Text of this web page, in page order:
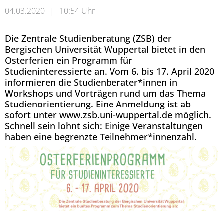
04.03.2020 | 10:54 Uhr
Die Zentrale Studienberatung (ZSB) der
Bergischen Universität Wuppertal bietet in den
Osterferien ein Programm für
Studieninteressierte an. Vom 6. bis 17. April 2020
informieren die Studienberater*innen in
Workshops und Vorträgen rund um das Thema
Studienorientierung. Eine Anmeldung ist ab
sofort unter www.zsb.uni-wuppertal.de möglich.
Schnell sein lohnt sich: Einige Veranstaltungen
haben eine begrenzte Teilnehmer*innenzahl.